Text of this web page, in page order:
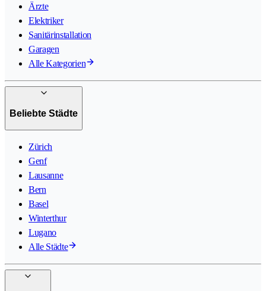
Ärzte
Elektriker
Sanitärinstallation
Garagen
Alle Kategorien
Beliebte Städte
Zürich
Genf
Lausanne
Bern
Basel
Winterthur
Lugano
Alle Städte